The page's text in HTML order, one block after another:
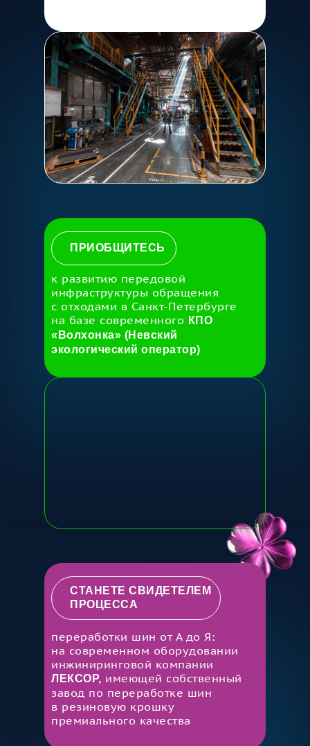
переработки шин от А до Я:
на современном оборудовании
инжиниринговой компании
ЛЕКСОР, имеющей собственный
завод по переработке шин
в резиновую крошку
премиального качества
СТАНЕТЕ СВИДЕТЕЛЕМ
ПРОЦЕССА
к развитию передовой
инфраструктуры обращения
с отходами в Санкт-Петербурге
на базе современного КПО
«Волхонка» (Невский
экологический оператор)
ПРИОБЩИТЕСЬ